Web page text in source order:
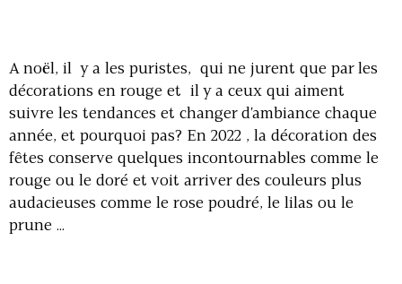
A noël, il y a les puristes, qui ne jurent que par les
décorations en rouge et il y a ceux qui aiment
suivre les tendances et changer d'ambiance chaque
année, et pourquoi pas? En 2022 , la décoration des
fêtes conserve quelques incontournables comme le
rouge ou le doré et voit arriver des couleurs plus
audacieuses comme le rose poudré, le lilas ou le
prune ...